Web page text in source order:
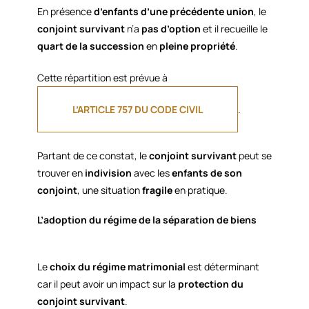
En présenced’enfants d’une précédente union, le
conjoint survivant n’a pas d’option et il recueille le
quart de la succession en pleine propriété.
Cette répartition est prévue à
L’ARTICLE 757 DU CODE CIVIL .
Partant de ce constat, leconjoint survivant peut se
trouver en indivision avec lesenfants de son
conjoint, une situationfragileen pratique.
L’adoption du régime de la séparation de biens
Lechoix du régime matrimonial est déterminant
car il peut avoir un impact sur la protection du
conjoint survivant.